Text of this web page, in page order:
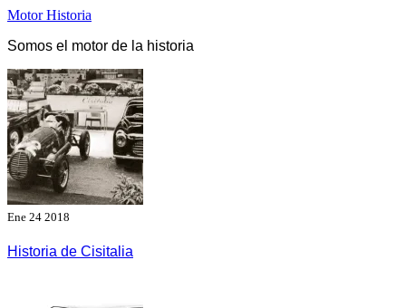
Saltar
contenido
Motor Historia
Somos el motor de la historia
Ene 24 2018
Historia de Cisitalia